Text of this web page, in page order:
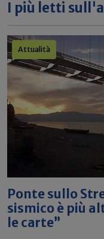
I più letti
Attualità
Ponte sullo
sismico è più
le carte”